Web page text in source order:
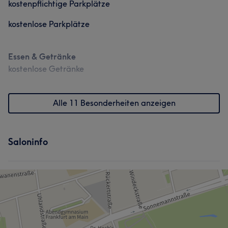
Was unsere Kunden über Mai sagen
Portfolio
Portfolio
kostenpflichtige Parkplätze
kostenlose Parkplätze
Essen & Getränke
kostenlose Getränke
Alle 11 Besonderheiten anzeigen
Saloninfo